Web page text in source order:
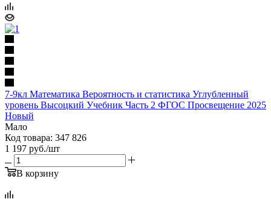
7-9кл Математика Вероятность и статистика Углубленный
уровень Высоцкий Учебник Часть 2 ФГОС Просвещение 2025
Новый
Мало
Код товара: 347 826
1 197 руб./шт
В корзину